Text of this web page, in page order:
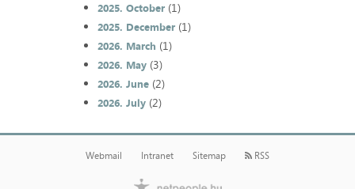
2025. October(1)
2025. December(1)
2026. March (1)
2026. May(3)
2026. June(2)
2026. July(2)
Webmail Intranet Sitemap RSS